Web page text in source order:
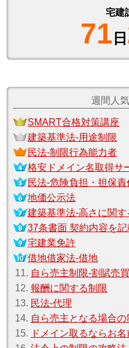
宅建
71 日
週間人
SMART合格対策講座
建築基準法‐用途制限
民法‐制限行為能力者
格安ドメイン名取得サ
民法‐危険負担・担保責
地価公示法
建築基準法‐高さに関す
37条書面 契約内容を記
宅建業免許
借地借家法‐借地
11. 自ら売主制限‐割賦売
12.報酬に関する制限
13. 民法‐代理
14. 自ら売主となる場合
15. ドメイン取るならお